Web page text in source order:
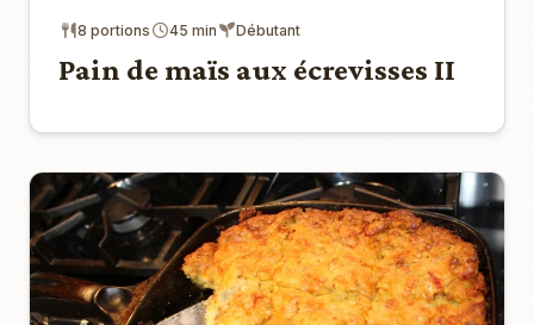
8 portions 45 min Débutant
Pain de maïs aux écrevisses II